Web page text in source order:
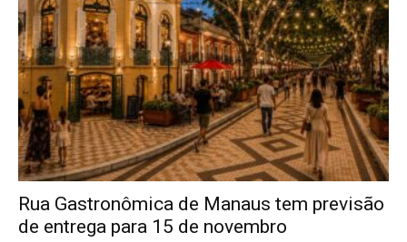
Rua Gastronômica de Manaus tem previsão
de entrega para 15 de novembro